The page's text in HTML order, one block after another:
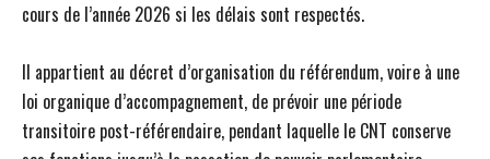
cours de l’année 2026 si les délais sont respectés.
Il appartient au décret d’organisation du référendum, voire à une
loi organique d’accompagnement, de prévoir une période
transitoire post-référendaire, pendant laquelle le CNT conserve